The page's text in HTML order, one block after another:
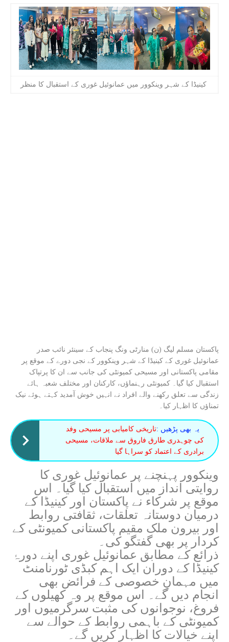
کینیڈا کے شہر وینکوور میں عمانوئیل غوری کے استقبال کا منظر
پاکستان مسلم لیگ (ن) منارٹی ونگ پنجاب کے سینئر نائب صدر
عمانوئیل غوری کے کینیڈا کے شہر وینکوور کے نجی دورے کے موقع پر
مقامی پاکستانی اور مسیحی کمیونٹی کی جانب سے ان کا پرتپاک
استقبال کیا گیا۔ کمیونٹی رہنماؤں، کارکنان اور مختلف شعبہ ہائے
زندگی سے تعلق رکھنے والے افراد نے انہیں خوش آمدید کہتے ہوئے نیک
تمناؤں کا اظہار کیا۔
یہ بھی پڑھیں :تاریخی کامیابی پر مسیحی وفد
کی چوہدری طارق فاروق سے ملاقات، مسیحی
برادری کے اعتماد کو سراہا گیا
وینکوور پہنچنے پر عمانوئیل غوری کا
روایتی انداز میں استقبال کیا گیا۔ اس
موقع پر شرکاء نے پاکستان اور کینیڈا کے
درمیان دوستانہ تعلقات، ثقافتی روابط
اور بیرون ملک مقیم پاکستانی کمیونٹی کے
کردار پر بھی گفتگو کی۔
ذرائع کے مطابق عمانوئیل غوری اپنے دورۂ
کینیڈا کے دوران ایک اہم کبڈی ٹورنامنٹ
میں مہمانِ خصوصی کے فرائض بھی
انجام دیں گے۔ اس موقع پر وہ کھیلوں کے
فروغ، نوجوانوں کی مثبت سرگرمیوں اور
کمیونٹی کے باہمی روابط کے حوالے سے
اپنے خیالات کا اظہار کریں گے۔